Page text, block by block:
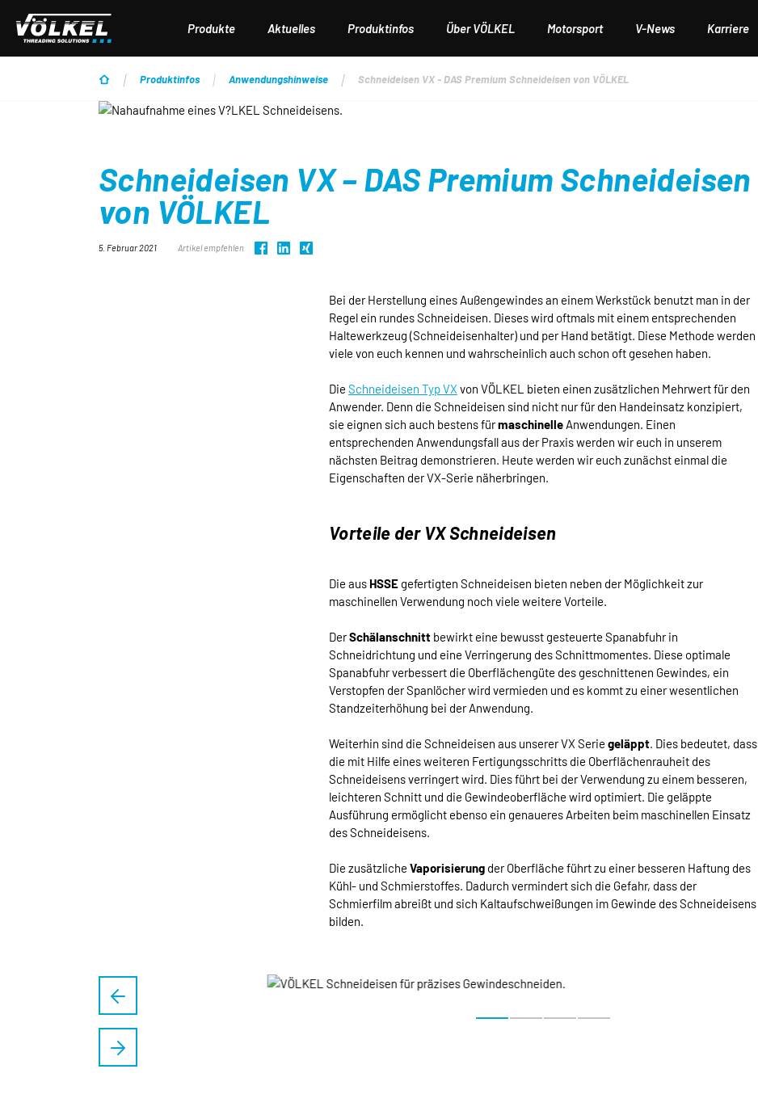
Hauptinhalt springen
Zur Suche springen
Zur Hauptnavigation springen
Produkte Aktuelles Produktinfos Über VÖLKEL Motorsport V-News Karriere
Produktinfos Anwendungshinweise Schneideisen VX - DAS Premium Schneideisen von VÖLKEL
Schneideisen VX – DAS Premium Schneideisen
von VÖLKEL
5. Februar 2021 Artikel empfehlen
Bei der Herstellung eines Außengewindes an einem Werkstück benutzt man in der
Regel ein rundes Schneideisen. Dieses wird oftmals mit einem entsprechenden
Haltewerkzeug (Schneideisenhalter) und per Hand betätigt. Diese Methode werden
viele von euch kennen und wahrscheinlich auch schon oft gesehen haben.
Die Schneideisen Typ VX von VÖLKEL bieten einen zusätzlichen Mehrwert für den
Anwender. Denn die Schneideisen sind nicht nur für den Handeinsatz konzipiert,
sie eignen sich auch bestens fürmaschinelle Anwendungen. Einen
entsprechenden Anwendungsfall aus der Praxis werden wir euch in unserem
nächsten Beitrag demonstrieren. Heute werden wir euch zunächst einmal die
Eigenschaften der VX-Serie näherbringen.
Vorteile der VX Schneideisen
Die aus HSSE gefertigten Schneideisen bieten neben der Möglichkeit zur
maschinellen Verwendung noch viele weitere Vorteile.
DerSchälanschnitt bewirkt eine bewusst gesteuerte Spanabfuhr in
Schneidrichtung und eine Verringerung des Schnittmomentes. Diese optimale
Spanabfuhr verbessert die Oberflächengüte des geschnittenen Gewindes, ein
Verstopfen der Spanlöcher wird vermieden und es kommt zu einer wesentlichen
Standzeiterhöhung bei der Anwendung.
Weiterhin sind die Schneideisen aus unserer VX Serie geläppt. Dies bedeutet, dass
die mit Hilfe eines weiteren Fertigungsschritts die Oberflächenrauheit des
Schneideisens verringert wird. Dies führt bei der Verwendung zu einem besseren,
leichteren Schnitt und die Gewindeoberfläche wird optimiert. Die geläppte
Ausführung ermöglicht ebenso ein genaueres Arbeiten beim maschinellen Einsatz
des Schneideisens.
Die zusätzliche Vaporisierung der Oberfläche führt zu einer besseren Haftung des
Kühl- und Schmierstoffes. Dadurch vermindert sich die Gefahr, dass der
Schmierfilm abreißt und sich Kaltaufschweißungen im Gewinde des Schneideisens
bilden.
Bildergalerie überspringen